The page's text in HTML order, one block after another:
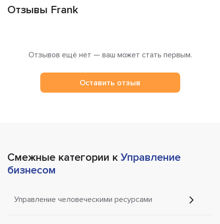
Отзывы Frank
Отзывов ещё нет — ваш может стать первым.
Оставить отзыв
Смежные категории к Управление
бизнесом
Управление человеческими ресурсами